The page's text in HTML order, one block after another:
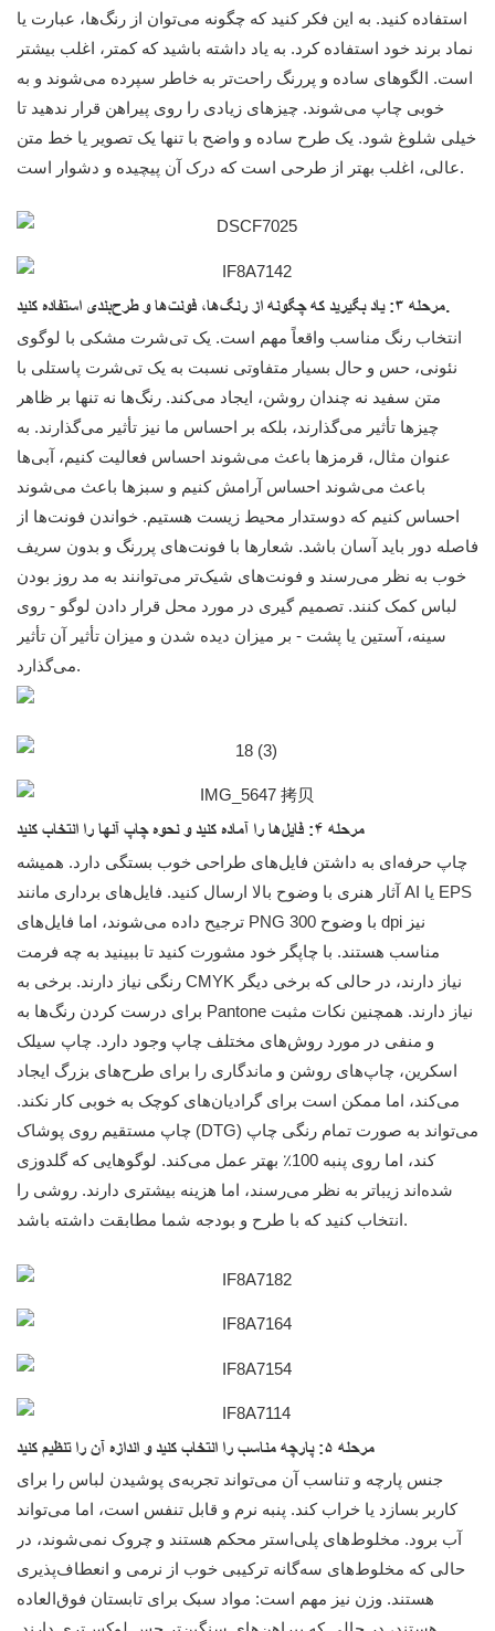
استفاده کنید. به این فکر کنید که چگونه می‌توان از رنگ‌ها، عبارت یا
نماد برند خود استفاده کرد. به یاد داشته باشید که کمتر، اغلب بیشتر
است. الگوهای ساده و پررنگ راحت‌تر به خاطر سپرده می‌شوند و به
خوبی چاپ می‌شوند. چیزهای زیادی را روی پیراهن قرار ندهید تا
خیلی شلوغ شود. یک طرح ساده و واضح با تنها یک تصویر یا خط متن
عالی، اغلب بهتر از طرحی است که درک آن پیچیده و دشوار است.
مرحله ۳: یاد بگیرید که چگونه از رنگ‌ها، فونت‌ها و طرح‌بندی استفاده کنید.
انتخاب رنگ مناسب واقعاً مهم است. یک تی‌شرت مشکی با لوگوی
نئونی، حس و حال بسیار متفاوتی نسبت به یک تی‌شرت پاستلی با
متن سفید نه چندان روشن، ایجاد می‌کند. رنگ‌ها نه تنها بر ظاهر
چیزها تأثیر می‌گذارند، بلکه بر احساس ما نیز تأثیر می‌گذارند. به
عنوان مثال، قرمزها باعث می‌شوند احساس فعالیت کنیم، آبی‌ها
باعث می‌شوند احساس آرامش کنیم و سبزها باعث می‌شوند
احساس کنیم که دوستدار محیط زیست هستیم. خواندن فونت‌ها از
فاصله دور باید آسان باشد. شعارها با فونت‌های پررنگ و بدون سریف
خوب به نظر می‌رسند و فونت‌های شیک‌تر می‌توانند به مد روز بودن
لباس کمک کنند. تصمیم گیری در مورد محل قرار دادن لوگو - روی
سینه، آستین یا پشت - بر میزان دیده شدن و میزان تأثیر آن تأثیر
می‌گذارد.
مرحله ۴: فایل‌ها را آماده کنید و نحوه چاپ آنها را انتخاب کنید
چاپ حرفه‌ای به داشتن فایل‌های طراحی خوب بستگی دارد. همیشه
آثار هنری با وضوح بالا ارسال کنید. فایل‌های برداری مانند AI یا EPS
ترجیح داده می‌شوند، اما فایل‌های PNG با وضوح 300 dpi نیز
مناسب هستند. با چاپگر خود مشورت کنید تا ببینید به چه فرمت
رنگی نیاز دارند. برخی به CMYK نیاز دارند، در حالی که برخی دیگر
برای درست کردن رنگ‌ها به Pantone نیاز دارند. همچنین نکات مثبت
و منفی در مورد روش‌های مختلف چاپ وجود دارد. چاپ سیلک
اسکرین، چاپ‌های روشن و ماندگاری را برای طرح‌های بزرگ ایجاد
می‌کند، اما ممکن است برای گرادیان‌های کوچک به خوبی کار نکند.
چاپ مستقیم روی پوشاک (DTG) می‌تواند به صورت تمام رنگی چاپ
کند، اما روی پنبه 100٪ بهتر عمل می‌کند. لوگوهایی که گلدوزی
شده‌اند زیباتر به نظر می‌رسند، اما هزینه بیشتری دارند. روشی را
انتخاب کنید که با طرح و بودجه شما مطابقت داشته باشد.
مرحله ۵: پارچه مناسب را انتخاب کنید و اندازه آن را تنظیم کنید
جنس پارچه و تناسب آن می‌تواند تجربه‌ی پوشیدن لباس را برای
کاربر بسازد یا خراب کند. پنبه نرم و قابل تنفس است، اما می‌تواند
آب برود. مخلوط‌های پلی‌استر محکم هستند و چروک نمی‌شوند، در
حالی که مخلوط‌های سه‌گانه ترکیبی خوب از نرمی و انعطاف‌پذیری
هستند. وزن نیز مهم است: مواد سبک برای تابستان فوق‌العاده